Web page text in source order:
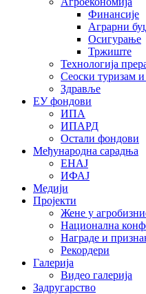
Финансије
Аграрни
Осигурање
Тржиште
Технологија
Сеоски туризам и
Здравље
ЕУ фондови
ИПА
ИПАРД
Остали фондови
Међународна сарадња
ЕНАЈ
ИФАЈ
Медији
Пројекти
Жене у
Национална
Награде и
Рекордери
Галерија
Видео галерија
Задругарство